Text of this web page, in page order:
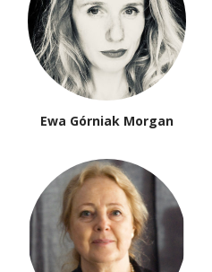
Ewa Górniak Morgan